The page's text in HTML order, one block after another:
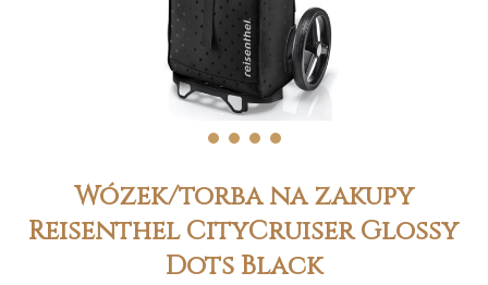
1 2 3 4
Wózek/torba na zakupy
Reisenthel CityCruiser Glossy
Dots Black